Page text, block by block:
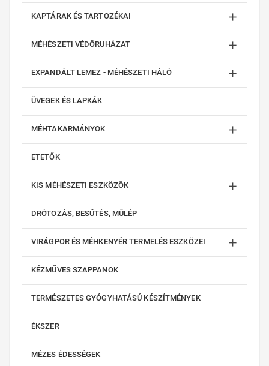
KAPTÁRAK ÉS TARTOZÉKAI 
MÉHÉSZETI VÉDŐRUHÁZAT 
EXPANDÁLT LEMEZ - MÉHÉSZETI HÁLÓ 
ÜVEGEK ÉS LAPKÁK
MÉHTAKARMÁNYOK 
ETETŐK
KIS MÉHÉSZETI ESZKÖZÖK 
DRÓTOZÁS, BESÜTÉS, MŰLÉP
VIRÁGPOR ÉS MÉHKENYÉR TERMELÉS ESZKÖZEI 
KÉZMŰVES SZAPPANOK
TERMÉSZETES GYÓGYHATÁSÚ KÉSZÍTMÉNYEK
ÉKSZER
MÉZES ÉDESSÉGEK